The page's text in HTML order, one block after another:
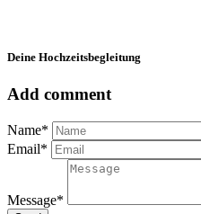
Deine Hochzeitsbegleitung
Add comment
Name*
Email*
Message*